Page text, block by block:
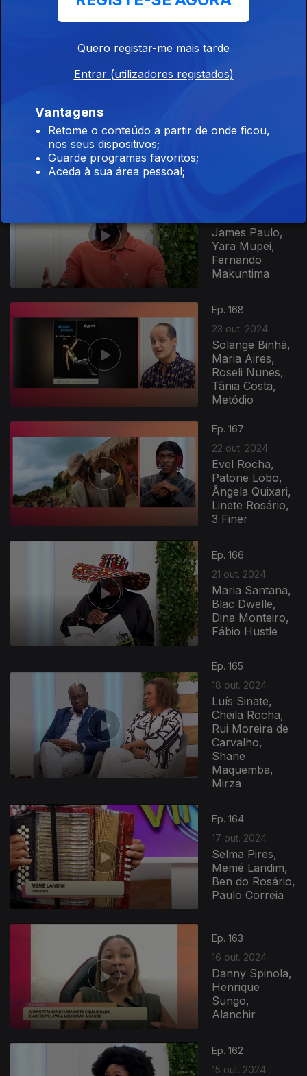
Angélica,
Armando
Trindade, Iveth,
James Paulo,
Yara Mupei,
Fernando
Makuntima
Ep. 168
23 out. 2024
Solange Binhã,
Maria Aires,
Roseli Nunes,
Tânia Costa,
Metódio
Ep. 167
22 out. 2024
Evel Rocha,
Patone Lobo,
Ângela Quixari,
Linete Rosário,
3 Finer
Ep. 166
21 out. 2024
Maria Santana,
Blac Dwelle,
Dina Monteiro,
Fábio Hustle
Ep. 165
18 out. 2024
Luís Sinate,
Cheila Rocha,
Rui Moreira de
Carvalho,
Shane
Maquemba,
Mirza
Ep. 164
17 out. 2024
Selma Pires,
Memé Landim,
Ben do Rosário,
Paulo Correia
Ep. 163
16 out. 2024
Danny Spinola,
Henrique
Sungo,
Alanchir
Ep. 162
15 out. 2024
Quero registar-me mais tarde
Entrar (utilizadores registados)
Vantagens
Retome o conteúdo a partir de onde ficou,
nos seus dispositivos;
Guarde programas favoritos;
Aceda à sua área pessoal;